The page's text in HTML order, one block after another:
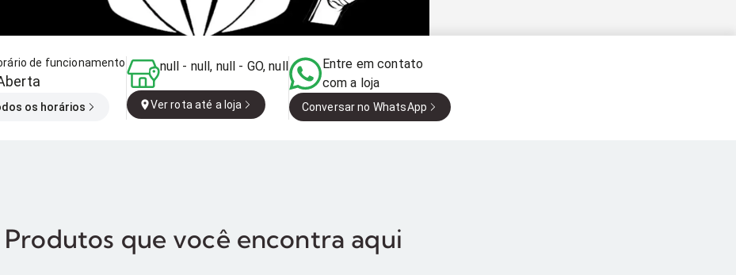
de funcionamento
os horários
null - null, null - GO, null
Ver rota até a loja
Entre em contato
com a loja
Conversar no WhatsApp
Produtos que você encontra aqui